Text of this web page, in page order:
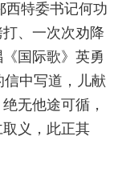
西特委书记何功
、一次次劝降
国际歌》英勇
中写道，儿献
无他途可循，
义，此正其